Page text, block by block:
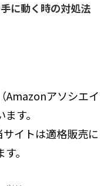
に動く時の対処法
Amazonアソシエイ
す。
イトは適格販売に
。